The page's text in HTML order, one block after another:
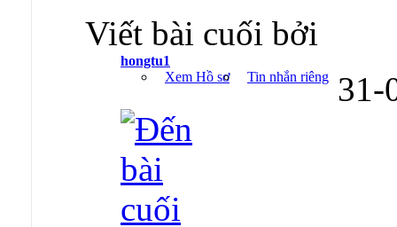
Viết bài cuối bởi
hongtu1
Xem Hồ sơ
Tin nhắn riêng 31-